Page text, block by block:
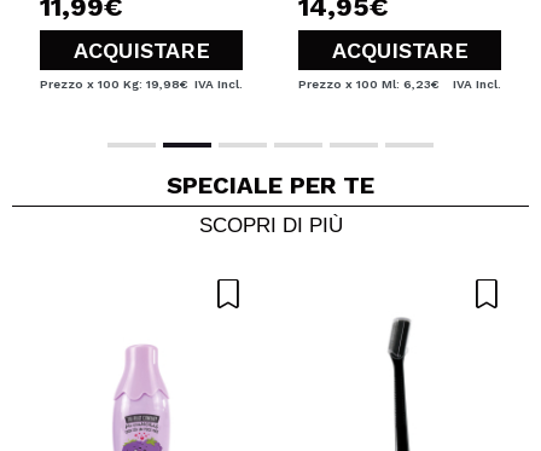
11,99€
ACQUISTARE
Prezzo x 100 Kg: 19,98€ IVA Incl.
14,95€
ACQUISTARE
Prezzo x 100 Ml: 6,23€ IVA Incl.
SPECIALE PER TE
SCOPRI DI PIÙ